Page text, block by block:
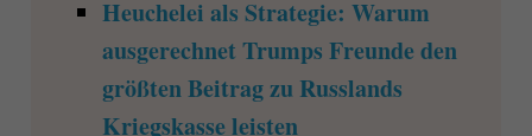
Heuchelei als Strategie: Warum
ausgerechnet Trumps Freunde den
größten Beitrag zu Russlands
Kriegskasse leisten